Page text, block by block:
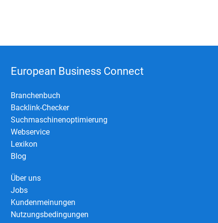
European Business Connect
Branchenbuch
Backlink-Checker
Suchmaschinenoptimierung
Webservice
Lexikon
Blog
Über uns
Jobs
Kundenmeinungen
Nutzungsbedingungen